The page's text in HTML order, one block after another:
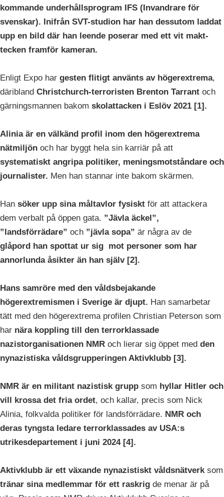
kommande underhållsprogram IFS (Invandrare för
svenskar). Inifrån SVT-studion har han dessutom laddat
upp en bild där han leende poserar med ett vit makt-
tecken framför kameran.
Enligt Expo har gesten flitigt använts av högerextrema,
däribland Christchurch-terroristen Brenton Tarrant och
gärningsmannen bakom skolattacken i Eslöv 2021 [1].
Alinia är en välkänd profil inom den högerextrema
nätmiljön och har byggt hela sin karriär på att
systematiskt angripa politiker, meningsmotståndare och
journalister. Men han stannar inte bakom skärmen.
Han söker upp sina måltavlor fysiskt för att attackera
dem verbalt på öppen gata. ”Jävla äckel”,
”landsförrädare” och ”jävla sopa” är några av de
glåpord han spottat ur sig mot personer som har
annorlunda åsikter än han själv [2].
Hans samröre med den våldsbejakande
högerextremismen i Sverige är djupt. Han samarbetar
tätt med den högerextrema profilen Christian Peterson som
har nära koppling till den terrorklassade
nazistorganisationen NMR och lierar sig öppet med den
nynazistiska våldsgrupperingen Aktivklubb [3].
NMR är en militant nazistisk grupp som hyllar Hitler och
vill krossa det fria ordet, och kallar, precis som Nick
Alinia, folkvalda politiker för landsförrädare. NMR och
deras tyngsta ledare terrorklassades av USA:s
utrikesdepartement i juni 2024 [4].
Aktivklubb är ett växande nynazistiskt våldsnätverk som
tränar sina medlemmar för ett raskrig de menar är på